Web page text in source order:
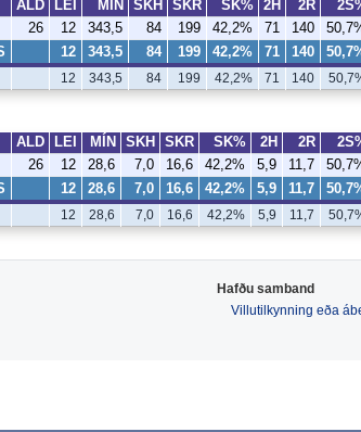
ALD LEI MÍN SKH SKR SK% 2H 2R
26 12 343,5 84 199 42,2% 71 140
12 343,5 84 199 42,2% 71 140
12 343,5 84 199 42,2% 71 140
ALD LEI MÍN SKH SKR SK% 2H 2R
26 12 28,6 7,0 16,6 42,2% 5,9 11,7
12 28,6 7,0 16,6 42,2% 5,9 11,7
12 28,6 7,0 16,6 42,2% 5,9 11,7
Hafðu samband
Villutilkynning eða